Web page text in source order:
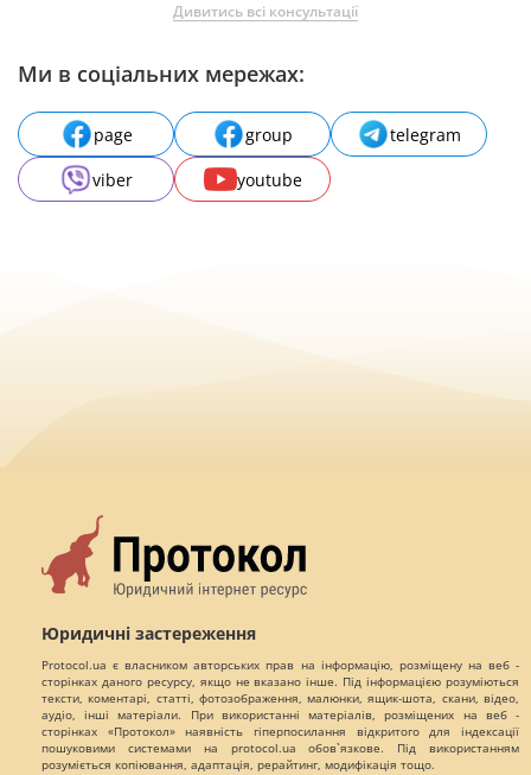
Дивитись всі консультації
Ми в соціальних мережах:
page group
telegram
viber
youtube
Юридичні застереження
Protocol.ua є власником авторських прав на інформацію, розміщену на веб -
сторінках даного ресурсу, якщо не вказано інше. Під інформацією розуміються
тексти, коментарі, статті, фотозображення, малюнки, ящик-шота, скани, відео,
аудіо, інші матеріали. При використанні матеріалів, розміщених на веб -
сторінках «Протокол» наявність гіперпосилання відкритого для індексації
пошуковими системами на protocol.ua обов`язкове. Під використанням
розуміється копіювання, адаптація, рерайтинг, модифікація тощо.